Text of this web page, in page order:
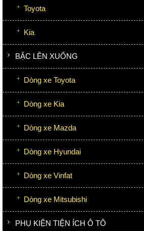
Toyota
Kia
BẬC LÊN XUỐNG
Dòng xe Toyota
Dòng xe Kia
Dòng xe Mazda
Dòng xe Hyundai
Dòng xe Vinfat
Dòng xe Mitsubishi
PHỤ KIỆN TIỆN ÍCH Ô TÔ